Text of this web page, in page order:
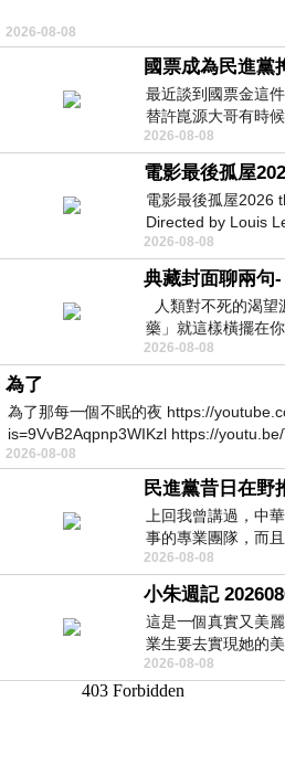
2026-08-08
最近談到國票金這
替許崑源大哥有時
其實就是想要國庫
2026-08-08
電影最後孤屋2026
Directed by Louis
Robinson Starring
2026-08-08
典藏封面聊兩句-
人類對不死的渴望
藥」就這樣橫擺在
停止衰老、痛覺消
2026-08-08
為了
為了那每一個不眠的夜 https://
is=9VvB2Aqpnp3WIKzl https://
2026-08-08
民進黨昔日在野
上回我曾講過，中
事的專業團隊，而
是只會到處甩鍋的
2026-08-08
這是一個真實又美
業生要去實現她的
情況下，靠著自我
2026-08-08